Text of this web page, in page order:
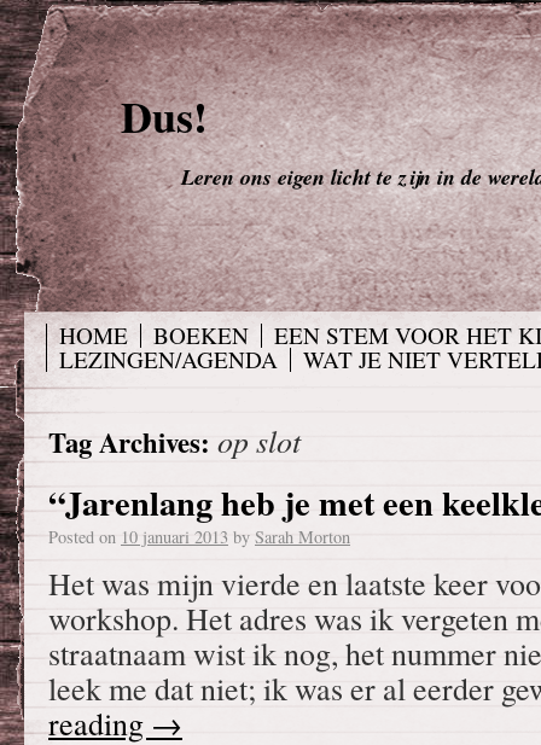
Dus!
Leren ons eigen licht te zijn in de
HOME BOEKEN
EEN STEM VOOR HET
LEZINGEN/AGENDA
WAT JE NIET
Tag Archives: op slot
“Jarenlang heb je met een
Posted on 10 januari 2013 by Sarah Morton
Het was mijn vierde en laatste keer
workshop. Het adres was ik vergeten
straatnaam wist ik nog, het nummer
leek me dat niet; ik was er al eerder
reading →